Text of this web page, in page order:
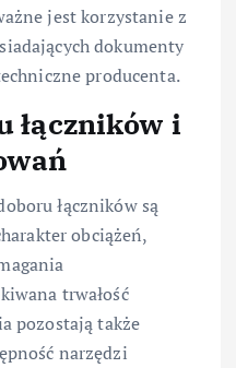
jest korzystanie z
dokumenty
producenta.
łączników i
łączników są
obciążeń,
trwałość
pozostają także
narzędzi